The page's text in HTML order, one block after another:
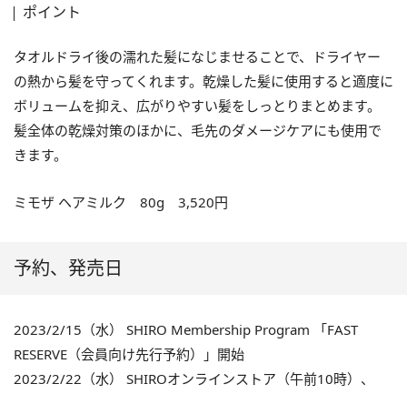
ポイント
タオルドライ後の濡れた髪になじませることで、ドライヤー
の熱から髪を守ってくれます。乾燥した髪に使用すると適度に
ボリュームを抑え、広がりやすい髪をしっとりまとめます。
髪全体の乾燥対策のほかに、毛先のダメージケアにも使用で
きます。
ミモザ ヘアミルク 80g 3,520円
予約、発売日
2023/2/15（水） SHIRO Membership Program 「FAST
RESERVE（会員向け先行予約）」開始
2023/2/22（水） SHIROオンラインストア（午前10時）、